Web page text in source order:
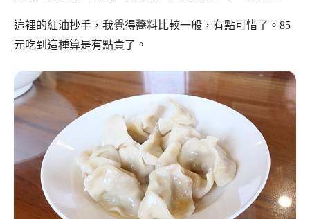
這裡的紅油抄手，我覺得醬料比較一般，有點可惜了。85
元吃到這種算是有點貴了。